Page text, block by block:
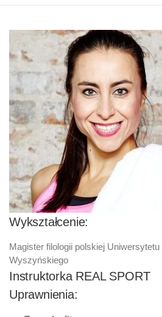
Wykształcenie:
Magister filologii polskiej Uniwersytetu
Wyszyńskiego
Instruktorka REAL SPORT
Uprawnienia: